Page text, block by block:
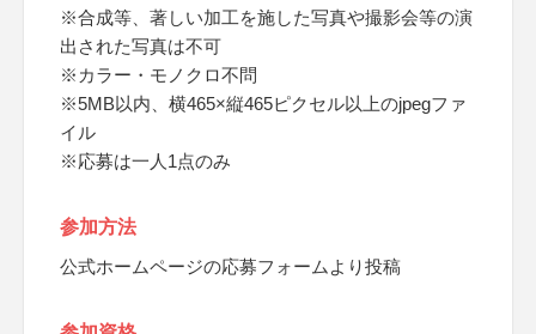
※合成等、著しい加工を施した写真や撮影会等の演
出された写真は不可
※カラー・モノクロ不問
※5MB以内、横465×縦465ピクセル以上のjpegファ
イル
※応募は一人1点のみ
参加方法
公式ホームページの応募フォームより投稿